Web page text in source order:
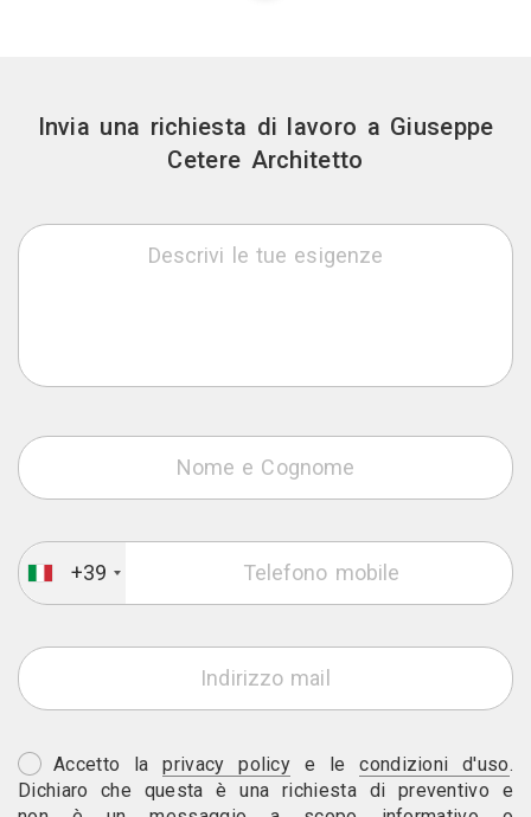
Invia una richiesta di lavoro a Giuseppe
Cetere Architetto
+39
Accetto laprivacy policy e lecondizioni d'uso.
Dichiaro che questa è una richiesta di preventivo e